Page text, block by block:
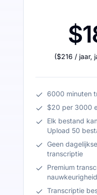
($216 / jaar,
6000 minuten
$20 per 3000
Elk bestand
Upload 50
Geen
transcriptie
Premium
Transcriptie